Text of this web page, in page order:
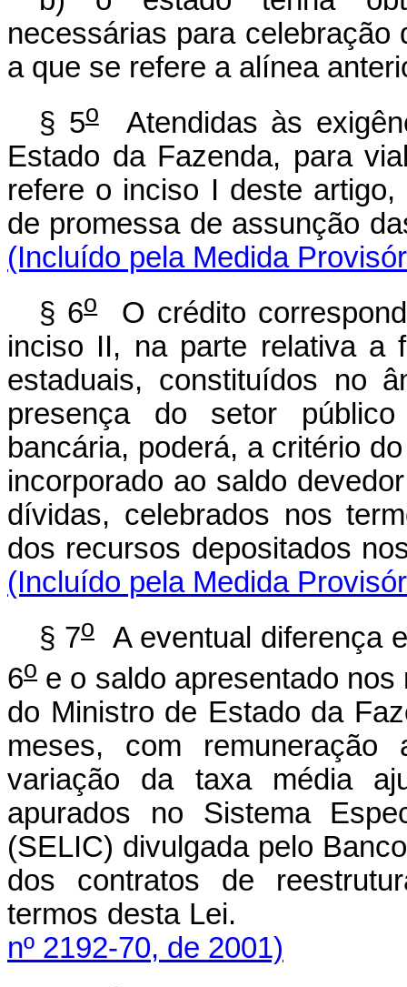
necessárias para
a que se refere a alínea
§ 5oAtendidas às
Estado da Fazenda, para
refere o inciso I deste
de promessa de
(Incluído pela Medida
§ 6oO crédito
inciso II, na parte relativa a
estaduais, constituídos no
presença do setor
bancária, poderá, a critério
incorporado ao saldo
dívidas, celebrados nos
dos recursos
(Incluído pela Medida
§ 7o
A eventual diferença
6o e o saldo apresentado
do Ministro de Estado da
meses, com
variação da taxa média
apurados no Sistema
(SELIC) divulgada pelo
dos contratos de
termos desta
nº 2192-70, de 2001)